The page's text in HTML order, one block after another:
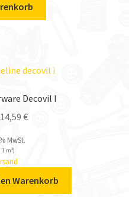
Decovil I
14,59€
MwSt.
1 m²)
Warenkorb